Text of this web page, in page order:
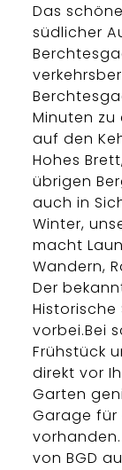
Das
südlicher
Minuten zu
auf den
Hohes
übrigen
auch in
Winter,
macht
Wandern,
Der
vorbei.Bei
Frühstück
direkt vor
Garten
Garage für
vorhanden.
von BGD